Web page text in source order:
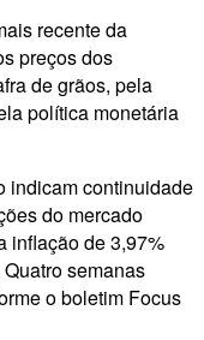
recente da
preços dos
de grãos, pela
política monetária
indicam continuidade
do mercado
inflação de 3,97%
semanas
o boletim Focus